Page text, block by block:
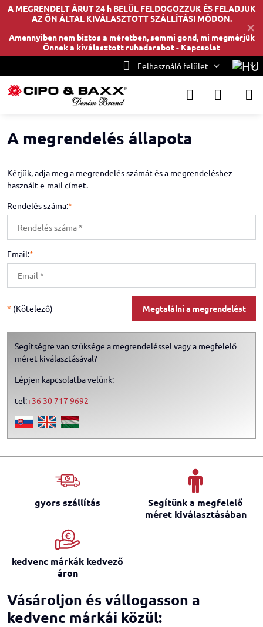
✕
A MEGRENDELT ÁRUT 24 h BELÜL FELDOGOZZUK ÉS FELADJUK
AZ ÖN ÁLTAL KIVÁLASZTOTT SZÁLLÍTÁSI MÓDON.
Amennyiben nem biztos a méretben, semmi gond, mi megmérjük
Önnek a kiválasztott ruhadarabot - Kapcsolat
Felhasználó felület
A megrendelés állapota
Kérjük, adja meg a megrendelés számát és a megrendeléshez
használt e-mail címet.
Rendelés száma:*
Email:*
* (Kötelező) Megtalálni a megrendelést
Segítségre van szüksége a megrendeléssel vagy a megfelelő
méret kiválasztásával?
Lépjen kapcsolatba velünk:
tel:+36 30 717 9692
gyors szállítás
Segítünk a megfelelő
méret kiválasztásában
kedvenc márkák kedvező
áron
Vásároljon és vállogasson a
kedvenc márkái közül: